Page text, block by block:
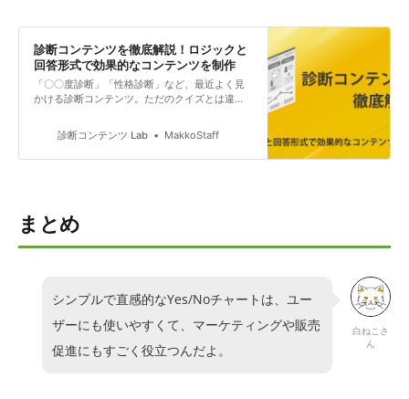
診断コンテンツを徹底解説！ロジックと
回答形式で効果的なコンテンツを制作
「〇〇度診断」「性格診断」など、最近よく見
かける診断コンテンツ。ただのクイズとは違
ィングツールとして注目されています。 この記
事では、診断コンテンツにはどのようなロジッ
診断コンテンツ Lab MakkoStaff
まとめ
白ねこさ
ん
シンプルで直感的なYes/Noチャートは、ユー
ザーにも使いやすくて、マーケティングや販売
促進にもすごく役立つんだよ。